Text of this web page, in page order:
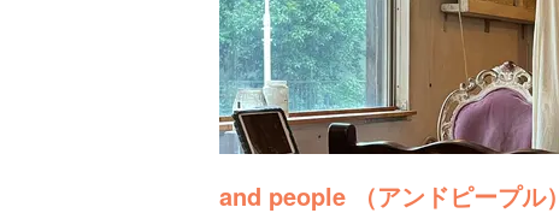
and people （アンドピープル）